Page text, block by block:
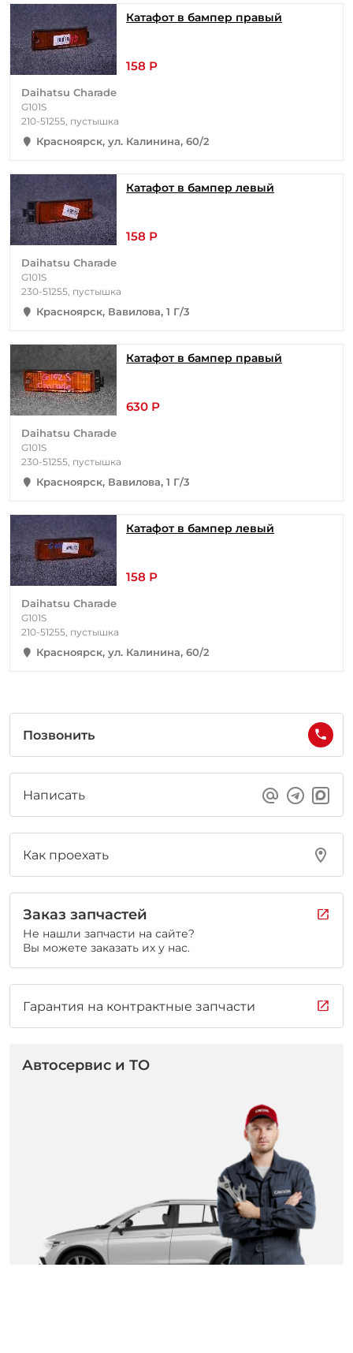
Катафот в бампер правый
158 Р
Daihatsu Charade
G101S
210-51255, пустышка
Красноярск, ул. Калинина, 60/2
Катафот в бампер левый
158 Р
Daihatsu Charade
G101S
230-51255, пустышка
Красноярск, Вавилова, 1 Г/3
Катафот в бампер правый
630 Р
Daihatsu Charade
G101S
230-51255, пустышка
Красноярск, Вавилова, 1 Г/3
Катафот в бампер левый
158 Р
Daihatsu Charade
G101S
210-51255, пустышка
Красноярск, ул. Калинина, 60/2
Позвонить
Написать
Как проехать
Заказ запчастей
Не нашли запчасти на сайте?
Вы можете заказать их у нас.
Гарантия на контрактные запчасти
Автосервис и ТО